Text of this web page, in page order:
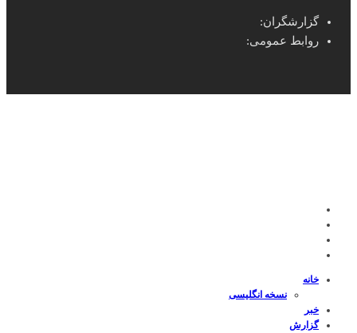
گزارشگران:
روابط عمومی:
خانه
نسخه انگلیسی
خبر
گزارش